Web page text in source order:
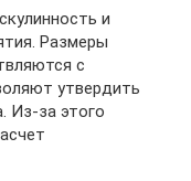
и
Размеры
с
утвердить
Из-за этого